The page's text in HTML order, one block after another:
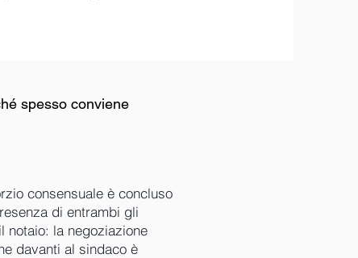
spesso conviene
consensuale è concluso
di entrambi gli
notaio: la negoziazione
davanti al sindaco è